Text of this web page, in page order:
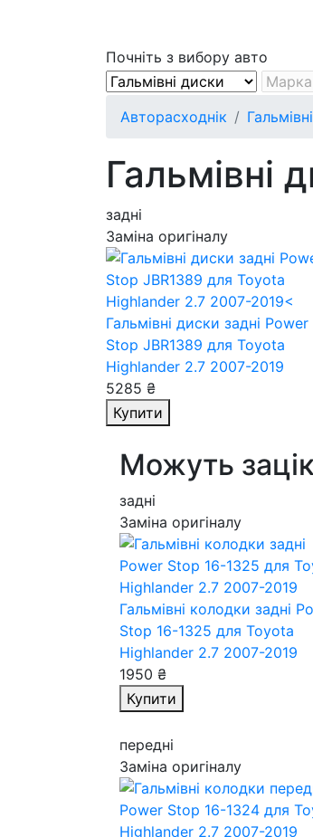
Почніть з вибору авто
Авторасходнік
Гальмівні
задні
Заміна оригіналу
Гальмівні диски задні Power
Stop JBR1389 для Toyota
Highlander 2.7 2007-2019
5285 ₴
Купити
Можуть
задні
Заміна оригіналу
Гальмівні колодки задні
Stop 16-1325 для Toyota
Highlander 2.7 2007-2019
1950 ₴
Купити
передні
Заміна оригіналу